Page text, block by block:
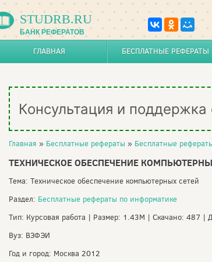
STUDRB.RU
БАНК РЕФЕРАТОВ
ГЛАВНАЯ БЕСПЛАТНЫЕ РЕФЕРАТЫ
Консультация и поддержка
Главная » Бесплатные рефераты » Бесплатные
ТЕХНИЧЕСКОЕ ОБЕСПЕЧЕНИЕ
Тема: Техническое обеспечение компьютерных сетей
Раздел: Бесплатные рефераты по информатике
Тип: Курсовая работа | Размер: 1.43M | Скачано: 487
Вуз: ВЗФЭИ
Год и город: Москва 2012